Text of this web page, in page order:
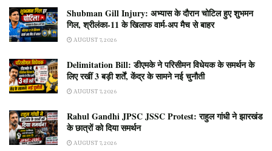
Shubman Gill Injury: अभ्यास के दौरान चोटिल हुए शुभमन
गिल, श्रीलंका-11 के खिलाफ वार्म-अप मैच से बाहर
AUGUST 7, 2026
Delimitation Bill: डीएमके ने परिसीमन विधेयक के समर्थन के
लिए रखीं 3 बड़ी शर्तें, केंद्र के सामने नई चुनौती
AUGUST 7, 2026
Rahul Gandhi JPSC JSSC Protest: राहुल गांधी ने झारखंड
के छात्रों को दिया समर्थन
AUGUST 7, 2026